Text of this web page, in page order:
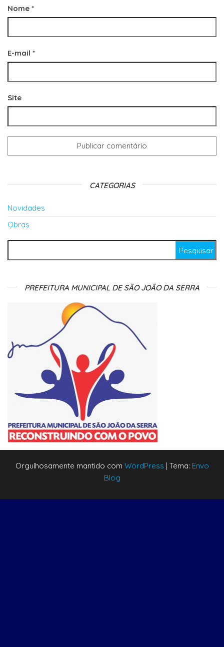
Nome *
E-mail *
Site
CATEGORIAS
Novidades
Obras
PREFEITURA MUNICIPAL DE SÃO JOÃO DA SERRA
Orgulhosamente mantido com WordPress | Tema: Envo
Blog